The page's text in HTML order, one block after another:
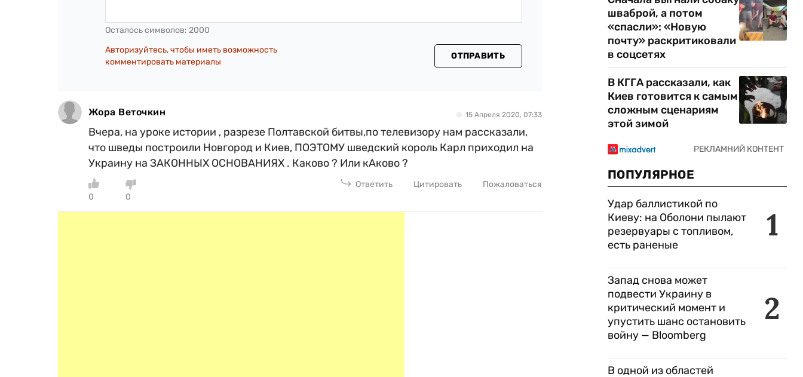
Осталось символов: 2000
Авторизуйтесь, чтобы иметь возможность
комментировать материалы
ОТПРАВИТЬ
Жора Веточкин 15 Апреля 2020, 07:33
Вчера, на уроке истории , разрезе Полтавской битвы,по телевизору нам рассказали,
что шведы построили Новгород и Киев, ПОЭТОМУ шведский король Карл приходил на
Украину на ЗАКОННЫХ ОСНОВАНИЯХ . Каково ? Или кАково ?
0 0
Ответить Цитировать Пожаловаться
шваброй, а потом
«спасли»: «Новую
почту» раскритиковали
в соцсетях
В КГГА рассказали, как
Киев готовится к самым
сложным сценариям
этой зимой
ПОПУЛЯРНОЕ
1
Удар баллистикой по
Киеву: на Оболони пылают
резервуары с топливом,
есть раненые
2
Запад снова может
подвести Украину в
критический момент и
упустить шанс остановить
войну — Bloomberg
В одной из областей